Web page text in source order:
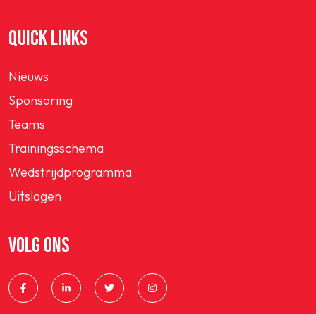
QUICK LINKS
Nieuws
Sponsoring
Teams
Trainingsschema
Wedstrijdprogramma
Uitslagen
VOLG ONS